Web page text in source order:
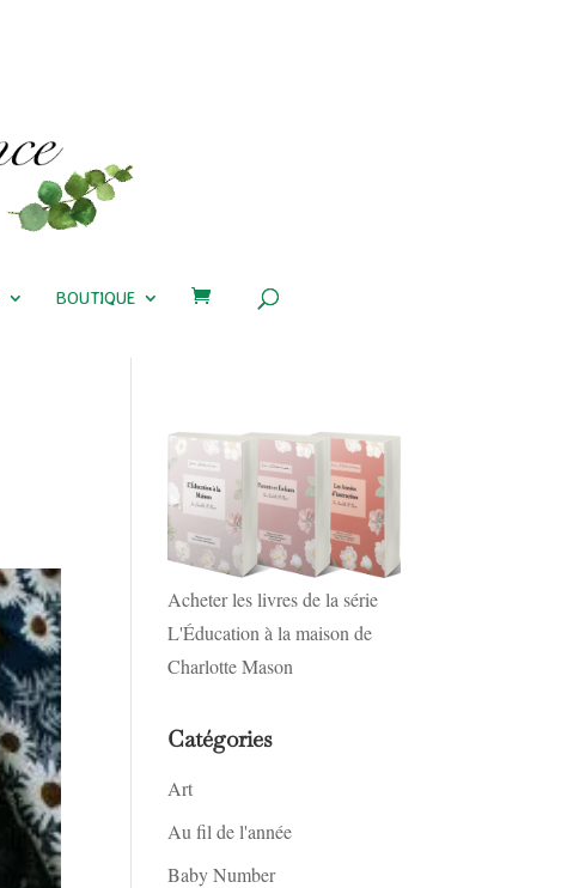
BOUTIQUE
Acheter les livres de la série
L'Éducation à la maison de
Charlotte Mason
Catégories
Art
Au fil de l'année
Baby Number